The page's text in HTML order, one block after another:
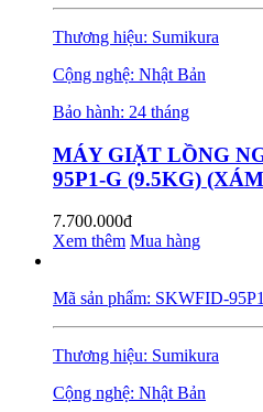
Thương hiệu: Sumikura
Cộng nghệ: Nhật Bản
Bảo hành: 24 tháng
MÁY GIẶT LỒNG
95P1-G (9.5KG)
7.700.000đ
Xem thêm Mua hàng
Mã sản phẩm: SKWFID-95P1
Thương hiệu: Sumikura
Cộng nghệ: Nhật Bản